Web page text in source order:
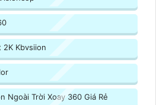
2K Kbvsiion
Ngoài Trời Xoay 360 Giá Rẻ